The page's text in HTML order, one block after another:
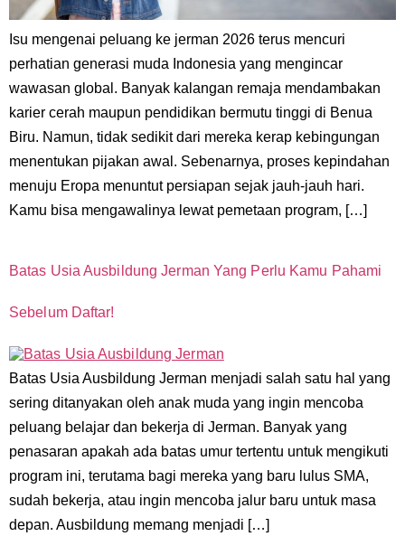
Isu mengenai peluang ke jerman 2026 terus mencuri
perhatian generasi muda Indonesia yang mengincar
wawasan global. Banyak kalangan remaja mendambakan
karier cerah maupun pendidikan bermutu tinggi di Benua
Biru. Namun, tidak sedikit dari mereka kerap kebingungan
menentukan pijakan awal. Sebenarnya, proses kepindahan
menuju Eropa menuntut persiapan sejak jauh-jauh hari.
Kamu bisa mengawalinya lewat pemetaan program, […]
Batas Usia Ausbildung Jerman Yang Perlu Kamu Pahami
Sebelum Daftar!
Batas Usia Ausbildung Jerman menjadi salah satu hal yang
sering ditanyakan oleh anak muda yang ingin mencoba
peluang belajar dan bekerja di Jerman. Banyak yang
penasaran apakah ada batas umur tertentu untuk mengikuti
program ini, terutama bagi mereka yang baru lulus SMA,
sudah bekerja, atau ingin mencoba jalur baru untuk masa
depan. Ausbildung memang menjadi […]